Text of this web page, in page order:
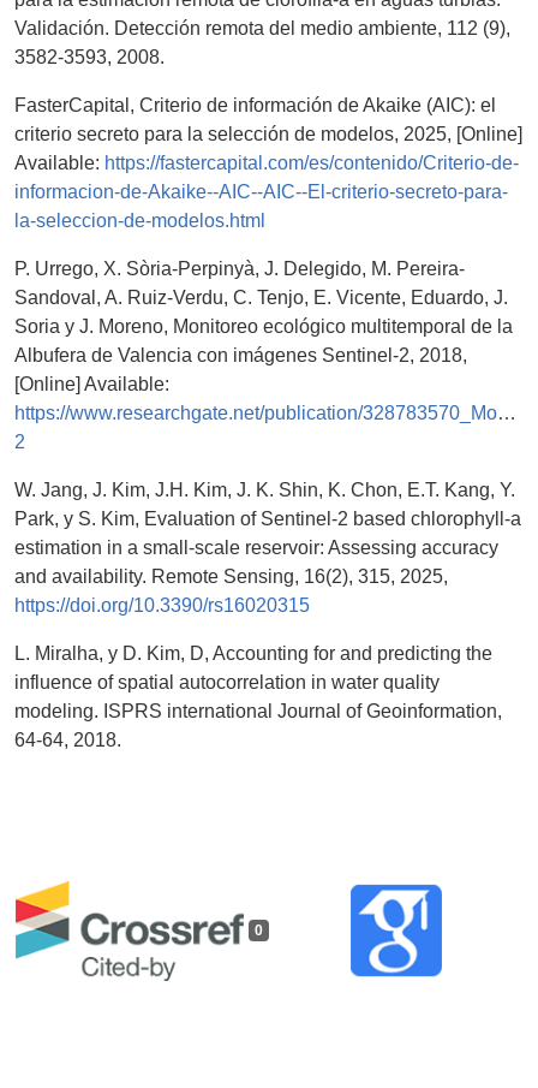
0
Validación. Detección remota del medio ambiente, 112 (9),
3582-3593, 2008.
FasterCapital, Criterio de información de Akaike (AIC): el
criterio secreto para la selección de modelos, 2025, [Online]
Available: https://fastercapital.com/es/contenido/Criterio-de-
informacion-de-Akaike--AIC--AIC--El-criterio-secreto-para-
la-seleccion-de-modelos.html
P. Urrego, X. Sòria-Perpinyà, J. Delegido, M. Pereira-
Sandoval, A. Ruiz-Verdu, C. Tenjo, E. Vicente, Eduardo, J.
Soria y J. Moreno, Monitoreo ecológico multitemporal de la
Albufera de Valencia con imágenes Sentinel-2, 2018,
[Online] Available:
https://www.researchgate.net/publication/
2
W. Jang, J. Kim, J.H. Kim, J. K. Shin, K. Chon, E.T. Kang, Y.
Park, y S. Kim, Evaluation of Sentinel-2 based chlorophyll-a
estimation in a small-scale reservoir: Assessing accuracy
and availability. Remote Sensing, 16(2), 315, 2025,
https://doi.org/10.3390/rs16020315
L. Miralha, y D. Kim, D, Accounting for and predicting the
influence of spatial autocorrelation in water quality
modeling. ISPRS international Journal of Geoinformation,
64-64, 2018.